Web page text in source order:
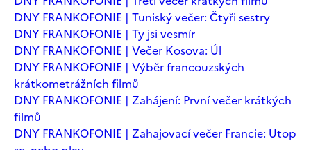
DNY FRANKOFONIE | Tuniský večer: Čtyři sestry
DNY FRANKOFONIE | Ty jsi vesmír
DNY FRANKOFONIE | Večer Kosova: Úl
DNY FRANKOFONIE | Výběr francouzských
krátkometrážních filmů
DNY FRANKOFONIE | Zahájení: První večer krátkých
filmů
DNY FRANKOFONIE | Zahajovací večer Francie: Utop